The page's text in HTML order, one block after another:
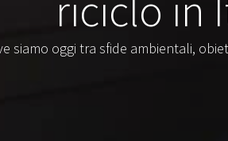
siamo oggi tra sfide ambientali,